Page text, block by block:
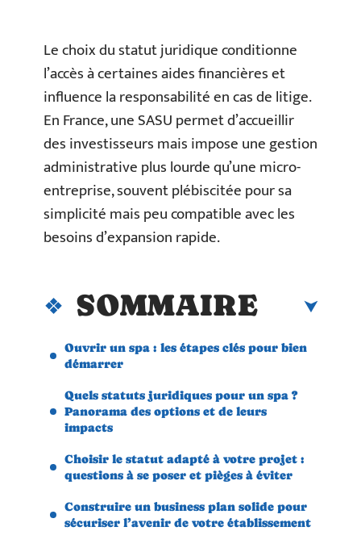
Le choix du statut juridique conditionne
l’accès à certaines aides financières et
influence la responsabilité en cas de litige.
En France, une SASU permet d’accueillir
des investisseurs mais impose une gestion
administrative plus lourde qu’une micro-
entreprise, souvent plébiscitée pour sa
simplicité mais peu compatible avec les
besoins d’expansion rapide.
SOMMAIRE
Ouvrir un spa : les étapes clés pour bien
démarrer
Quels statuts juridiques pour un spa ?
Panorama des options et de leurs
impacts
Choisir le statut adapté à votre projet :
questions à se poser et pièges à éviter
Construire un business plan solide pour
sécuriser l’avenir de votre établissement